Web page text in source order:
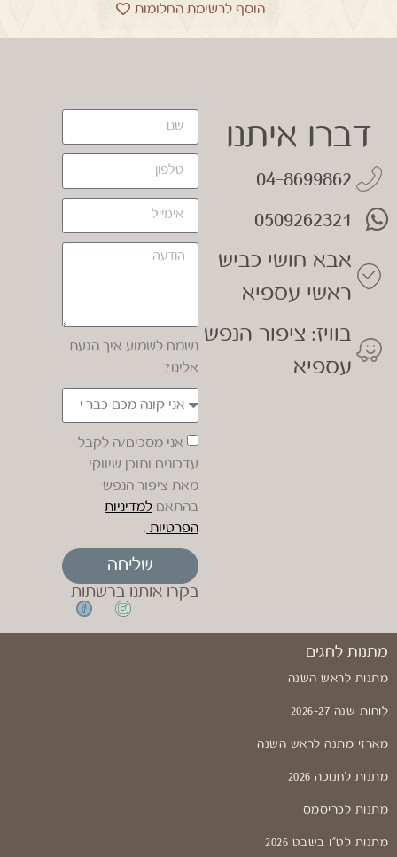
הוסף לרשימת החלומות
דברו איתנו
04-8699862
0509262321
אבא חושי כביש
ראשי עספיא
בוויז: ציפור הנפש
עספיא
נשמח לשמוע איך הגעת
אלינו?
אני מסכים/ה לקבל
עדכונים ותוכן שיווקי
מאת ציפור הנפש
בהתאם למדיניות
הפרטיות .
שליחה
בקרו אותנו ברשתות
מתנות לחגים
מתנות לראש השנה
לוחות שנה 2026-27
מארזי מתנה לראש השנה
מתנות לחנוכה 2026
מתנות לכריסמס
מתנות לט"ו בשבט 2026